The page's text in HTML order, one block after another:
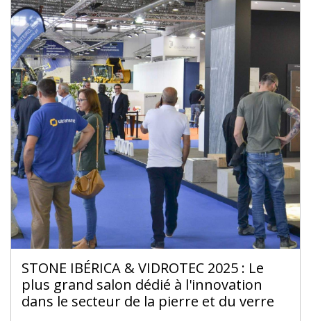
STONE IBÉRICA & VIDROTEC 2025 : Le
plus grand salon dédié à l'innovation
dans le secteur de la pierre et du verre